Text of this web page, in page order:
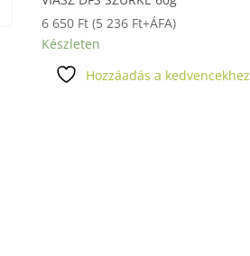
6 650 Ft (5 236 Ft+ÁFA)
Készleten
Hozzáadás a kedvencekhez